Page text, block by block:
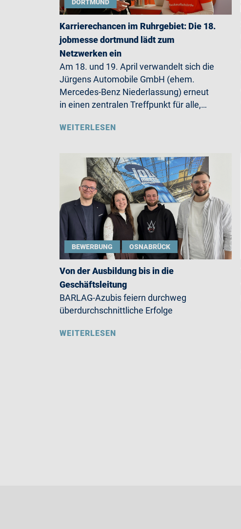
DORTMUND
Karrierechancen im Ruhrgebiet: Die 18.
jobmesse dortmund lädt zum
Netzwerken ein
Am 18. und 19. April verwandelt sich die
Jürgens Automobile GmbH (ehem.
Mercedes-Benz Niederlassung) erneut
in einen zentralen Treffpunkt für alle,…
WEITERLESEN
BEWERBUNG OSNABRÜCK
Von der Ausbildung bis in die
Geschäftsleitung
BARLAG-Azubis feiern durchweg
überdurchschnittliche Erfolge
WEITERLESEN